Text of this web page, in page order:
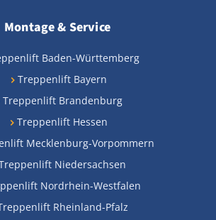
Montage & Service
Baden-Württemberg
Treppenlift Bayern
Treppenlift Brandenburg
Treppenlift Hessen
Mecklenburg-Vorpommern
Niedersachsen
Nordrhein-Westfalen
Rheinland-Pfalz